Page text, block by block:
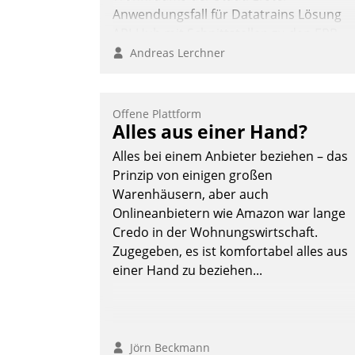
Anwendungsfall für Datatrains Lösung
Systemen der Unternehmen.
Andreas Lerchner
Offene Plattform
Alles aus einer Hand?
Alles bei einem Anbieter beziehen – das
Prinzip von einigen großen
Warenhäusern, aber auch
Onlineanbietern wie Amazon war lange
Credo in der Wohnungswirtschaft.
Zugegeben, es ist komfortabel alles aus
einer Hand zu beziehen...
Jörn Beckmann